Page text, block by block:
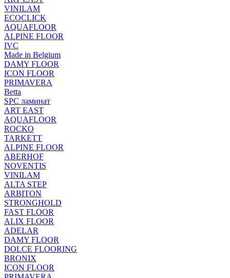
VINILAM
ECOCLICK
AQUAFLOOR
ALPINE FLOOR
IVC
Made in Belgium
DAMY FLOOR
ICON FLOOR
PRIMAVERA
Betta
SPC ламинат
ART EAST
AQUAFLOOR
ROCKO
TARKETT
ALPINE FLOOR
ABERHOF
NOVENTIS
VINILAM
ALTA STEP
ARBITON
STRONGHOLD
FAST FLOOR
ALIX FLOOR
ADELAR
DAMY FLOOR
DOLCE FLOORING
BRONIX
ICON FLOOR